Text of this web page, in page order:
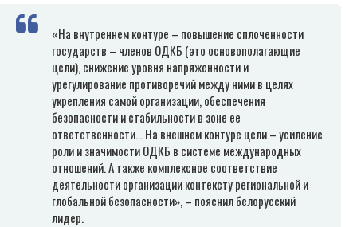
«На внутреннем контуре – повышение сплоченности
государств – членов ОДКБ (это основополагающие
цели), снижение уровня напряженности и
урегулирование противоречий между ними в целях
укрепления самой организации, обеспечения
безопасности и стабильности в зоне ее
ответственности… На внешнем контуре цели – усиление
роли и значимости ОДКБ в системе международных
отношений. А также комплексное соответствие
деятельности организации контексту региональной и
глобальной безопасности», – пояснил белорусский
лидер.